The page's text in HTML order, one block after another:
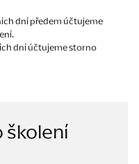
dní předem účtujeme
dní účtujeme storno
školení